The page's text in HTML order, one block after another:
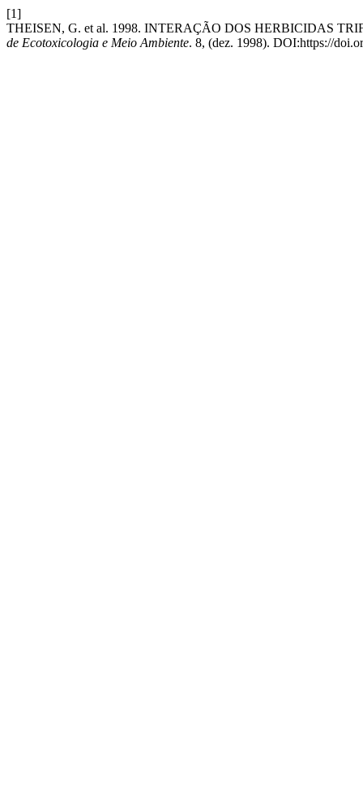
[1]
THEISEN, G. et al. 1998. INTERAÇÃO DOS HERBICIDAS
de Ecotoxicologia e Meio Ambiente. 8, (dez. 1998). DOI:https://